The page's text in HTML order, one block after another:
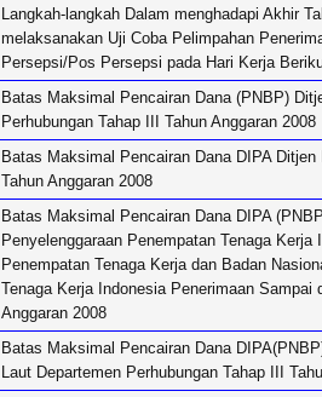
Langkah-langkah Dalam menghadapi Akhir
melaksanakan Uji Coba Pelimpahan
Persepsi/Pos Persepsi pada Hari Kerja
Batas Maksimal Pencairan Dana (PNBP)
Perhubungan Tahap III Tahun Anggaran 2008
Batas Maksimal Pencairan Dana DIPA Ditjen
Tahun Anggaran 2008
Batas Maksimal Pencairan Dana DIPA
Penyelenggaraan Penempatan Tenaga
Penempatan Tenaga Kerja dan Badan
Tenaga Kerja Indonesia Penerimaan Sampai
Anggaran 2008
Batas Maksimal Pencairan Dana
Laut Departemen Perhubungan Tahap III